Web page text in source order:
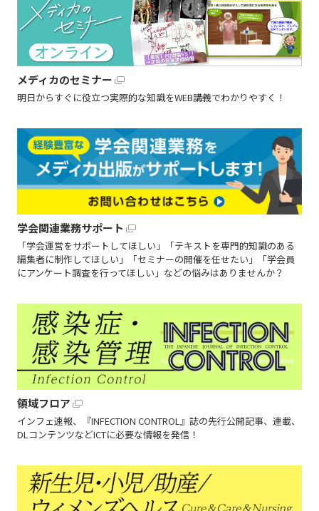
メディカのセミナー
明日からすぐに役立つ実際的な知識をWEB講義でわかりやすく！
学会関連業務サポート
「学会運営をサポートしてほしい」「テキストを専門的知識のある
編集者に制作してほしい」「セミナーの開催を任せたい」「学会員
にアンケート調査を行ってほしい」などの悩みはありませんか？
領域フロア
インフェ速報、『INFECTION CONTROL』誌の先行公開記事、連載、
DLコンテンツなどICTに必要な情報を発信！